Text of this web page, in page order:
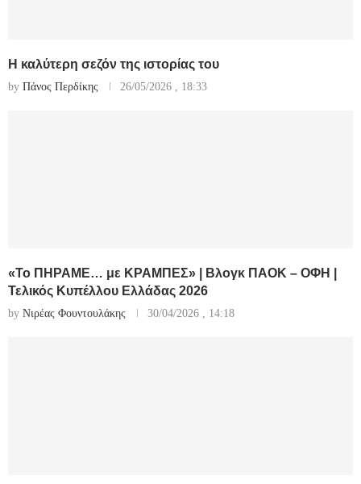
Η καλύτερη σεζόν της ιστορίας του
by Πάνος Περδίκης 26/05/2026 , 18:33
«Το ΠΗΡΑΜΕ… με ΚΡΑΜΠΕΣ» | Βλογκ ΠΑΟΚ – ΟΦΗ |
Τελικός Κυπέλλου Ελλάδας 2026
by Νιρέας Φουντουλάκης 30/04/2026 , 14:18